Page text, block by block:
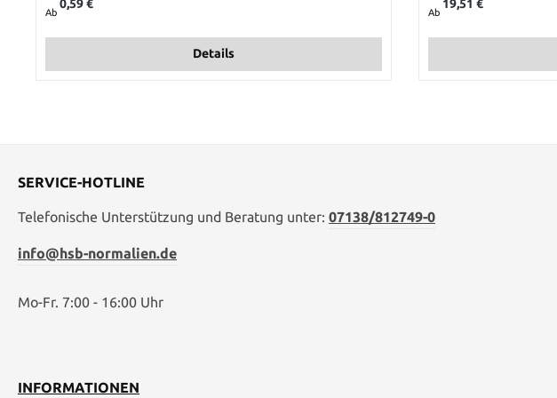
Ab
0,59 €
Details
Ab
19,51 €
SERVICE-HOTLINE
Telefonische Unterstützung und Beratung unter: 07138/812749-0
info@hsb-normalien.de
Mo-Fr. 7:00 - 16:00 Uhr
INFORMATIONEN